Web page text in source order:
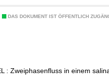
DAS DOKUMENT IST ÖFFENTLICH
: Zweiphasenfluss in einem